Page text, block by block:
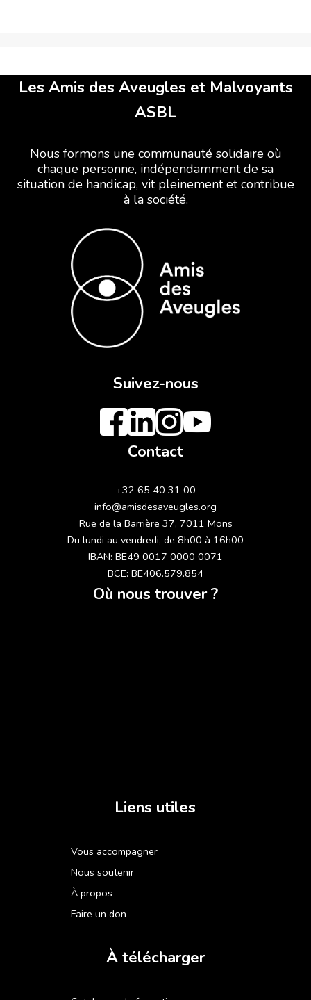
Les Amis des Aveugles et Malvoyants
ASBL
Nous formons une communauté solidaire où
chaque personne, indépendamment de sa
situation de handicap, vit pleinement et contribue
à la société.
Suivez-nous
Contact
+32 65 40 31 00
info@amisdesaveugles.org
Rue de la Barrière 37, 7011 Mons
Du lundi au vendredi, de 8h00 à 16h00
IBAN: BE49 0017 0000 0071
BCE: BE406.579.854
Où nous trouver ?
Liens utiles
Vous accompagner
Nous soutenir
À propos
Faire un don
À télécharger